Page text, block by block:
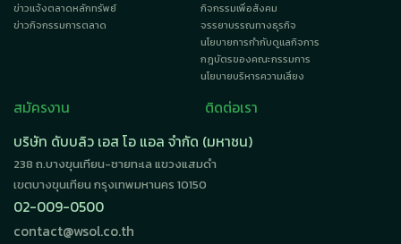
ข่าวแจ้งตลาดหลักทรัพย์
ข่าวกิจกรรมการตลาด
กิจกรรมเพื่อสังคม
จรรยาบรรณทางธุรกิจ
นโยบายการกำกับดูแลกิจการ
กฎบัตรของคณะกรรมการ
นโยบายบริหารความเสี่ยง
สมัครงาน
ติดต่อเรา
บริษัท ดับบลิว เอส โอ แอล จำกัด (มหาชน)
238 ถ.บางขุนเทียน-ชายทะเล แขวงแสมดำ
เขตบางขุนเทียน กรุงเทพมหานคร 10150
02-009-0500
contact@wsol.co.th